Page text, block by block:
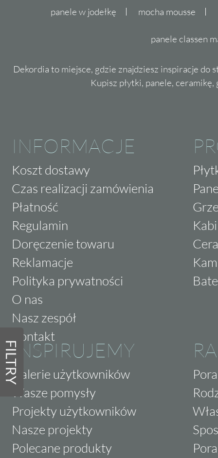
FILTRY
panele w jodełkę mocha mousse
panele classen
Dekordia to miejsce, gdzie znajdziesz inspiracje do
Kupisz płytki, panele,
INFORMACJE
Koszt dostawy
Czas realizacji zamówienia
Płatność
Regulamin
Doręczenie towaru
Reklamacje
Polityka prywatności
O nas
Nasz zespół
Kontakt
INSPIRUJEMY
Galerie użytkowników
Wasze pomysły
Projekty użytkowników
Nasze projekty
Polecane produkty